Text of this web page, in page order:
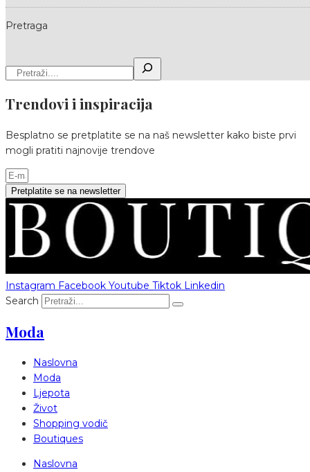
Pretraga
Trendovi i inspiracija
Besplatno se pretplatite se na naš newsletter kako biste prvi
mogli pratiti najnovije trendove
Pretplatite se na newsletter
Instagram Facebook Youtube Tiktok Linkedin
Search
Moda
Naslovna
Moda
Ljepota
Život
Shopping vodič
Boutiques
Naslovna